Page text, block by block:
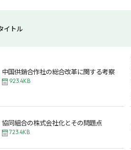
イトル
中国供銷合作社の総合改革に関する考察
923.4KB
協同組合の株式会社化とその問題点
723.4KB